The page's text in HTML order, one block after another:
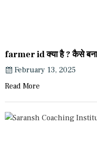
farmer id क्या है ? कैसे
February 13, 2025
Read More